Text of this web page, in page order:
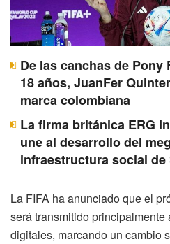
De las canchas de
18 años, JuanFer
marca colombiana
La firma británica ERG
une al desarrollo del
infraestructura social de
La FIFA ha anunciado que el
será transmitido principalmente
digitales, marcando un cambio